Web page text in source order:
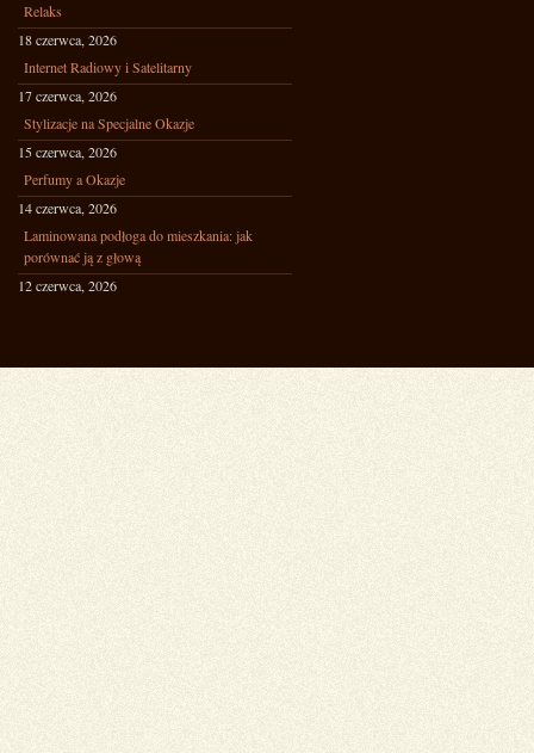
Relaks
18 czerwca, 2026
Internet Radiowy i Satelitarny
17 czerwca, 2026
Stylizacje na Specjalne Okazje
15 czerwca, 2026
Perfumy a Okazje
14 czerwca, 2026
Laminowana podłoga do mieszkania: jak
porównać ją z głową
12 czerwca, 2026